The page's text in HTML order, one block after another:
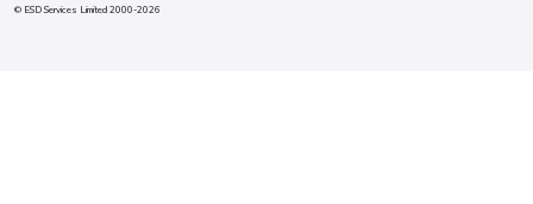
© ESD Services Limited 2000-2026